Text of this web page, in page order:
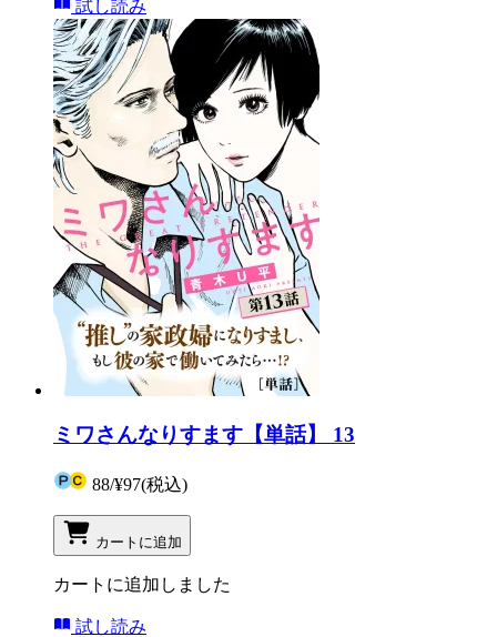
試し読み
ミワさんなりすます【単話】 13
88/¥97(税込)
カートに追加
カートに追加しました
試し読み